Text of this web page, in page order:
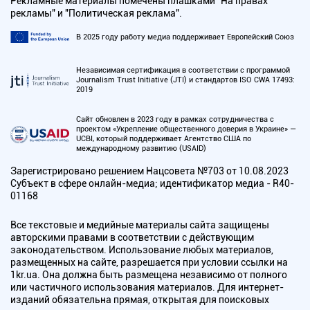
рекламы" и "Политическая реклама".
В 2025 году работу медиа поддерживает Европейский Союз
Независимая сертификация в соответствии с программой
Journalism Trust Initiative (JTI) и стандартов ISO CWA 17493:
2019
Сайт обновлен в 2023 году в рамках сотрудничества с
проектом «Укрепление общественного доверия в Украине» —
UCBI, который поддерживает Агентство США по
международному развитию (USAID)
Зарегистрировано решением Нацсовета №703 от 10.08.2023
Субъект в сфере онлайн-медиа; идентификатор медиа - R40-
01168
Все текстовые и медийные материалы сайта защищены
авторскими правами в соответствии с действующим
законодательством. Использование любых материалов,
размещенных на сайте, разрешается при условии ссылки на
1kr.ua. Она должна быть размещена независимо от полного
или частичного использования материалов. Для интернет-
изданий обязательна прямая, открытая для поисковых